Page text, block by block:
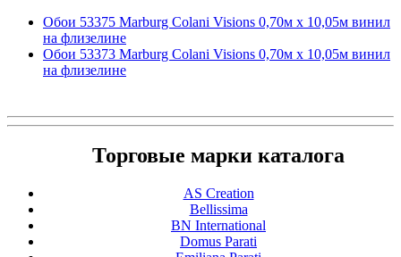
Обои 53375 Marburg Colani Visions 0,70м x 10,05м винил
на флизелине
Обои 53373 Marburg Colani Visions 0,70м x 10,05м винил
на флизелине
Торговые марки каталога
AS Creation
Bellissima
BN International
Domus Parati